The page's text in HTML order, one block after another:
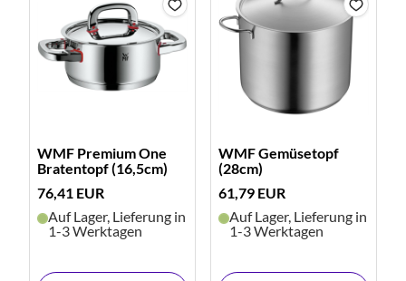
WMF Premium One
Bratentopf (16,5cm)
76,41 EUR
Auf Lager, Lieferung in
1-3 Werktagen
WMF Gemüsetopf
(28cm)
61,79 EUR
Auf Lager, Lieferung in
1-3 Werktagen